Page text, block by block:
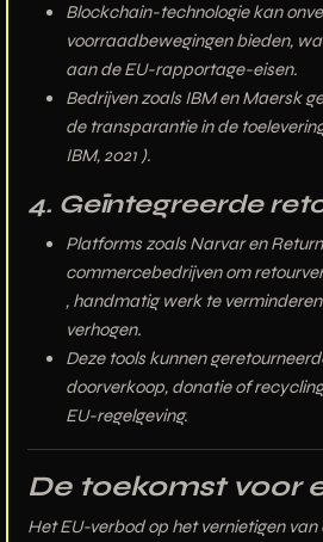
Blockchain-technologie kan
voorraadbewegingenbieden,
aan de EU-rapportage-eisen.
Bedrijven zoals IBM en Maersk
de transparantie in de
IBM, 2021 ).
4. Geïntegreerde
Platforms zoals Narvar en
commercebedrijven om
, handmatig werk te
verhogen.
Deze tools kunnen
doorverkoop, donatie of
EU-regelgeving.
De toekomst voor
Het EU-verbod op het vernietigen